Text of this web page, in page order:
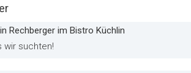
Rechberger im Bistro Küchlin
wir suchten!